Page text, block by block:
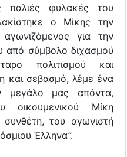
παλιές φυλακές του
ο Μίκης την
αγωνιζόμενος για την
από σύμβολο διχασμού
πολιτισμού και
και σεβασμό, λέμε ένα
μεγάλο μας απόντα,
Μίκη
του αγωνιστή
Έλληνα”.